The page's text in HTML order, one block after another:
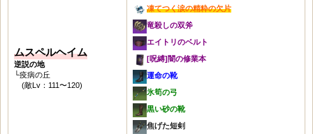
青い刃のメイス・盾
青い刃の槍・盾
青い刃の双斧
未知の結晶
謎の結晶
不思議なポーション
煌めくルーンボックス
霜柱の斧・盾
ミスティルテインワンド
レーヴァテインワンド
ミスティルテインの弓
レーヴァテインの弓
ミスティルテインの短剣
レーヴァテインの短剣
ミスティルテインの杖
レーヴァテインの杖
ムスペルヘイム
逆説の地
└疫病の丘
(敵Lv：111〜120)
凍てつく涙の精粋の欠片
竜殺しの双斧
エイトリのベルト
[呪縛]闇の修業本
運命の靴
氷筍の弓
黒い砂の靴
焦げた短剣